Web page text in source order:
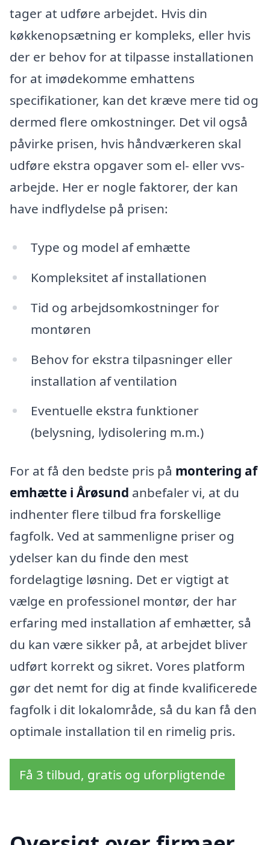
tager at udføre arbejdet. Hvis din
køkkenopsætning er kompleks, eller hvis
der er behov for at tilpasse installationen
for at imødekomme emhattens
specifikationer, kan det kræve mere tid og
dermed flere omkostninger. Det vil også
påvirke prisen, hvis håndværkeren skal
udføre ekstra opgaver som el- eller vvs-
arbejde. Her er nogle faktorer, der kan
have indflydelse på prisen:
Type og model af emhætte
Kompleksitet af installationen
Tid og arbejdsomkostninger for
montøren
Behov for ekstra tilpasninger eller
installation af ventilation
Eventuelle ekstra funktioner
(belysning, lydisolering m.m.)
For at få den bedste pris på montering af
emhætte i Årøsund anbefaler vi, at du
indhenter flere tilbud fra forskellige
fagfolk. Ved at sammenligne priser og
ydelser kan du finde den mest
fordelagtige løsning. Det er vigtigt at
vælge en professionel montør, der har
erfaring med installation af emhætter, så
du kan være sikker på, at arbejdet bliver
udført korrekt og sikret. Vores platform
gør det nemt for dig at finde kvalificerede
fagfolk i dit lokalområde, så du kan få den
optimale installation til en rimelig pris.
Få 3 tilbud, gratis og uforpligtende